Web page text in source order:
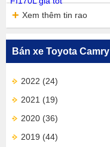
Xem thêm tin rao
Bán xe Toyota Camry
2022 (24)
2021 (19)
2020 (36)
2019 (44)